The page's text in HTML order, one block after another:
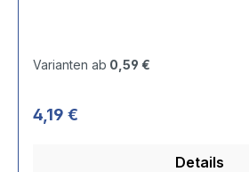
Varianten ab 0,59 €
Regulärer Preis:
4,19 €
Details